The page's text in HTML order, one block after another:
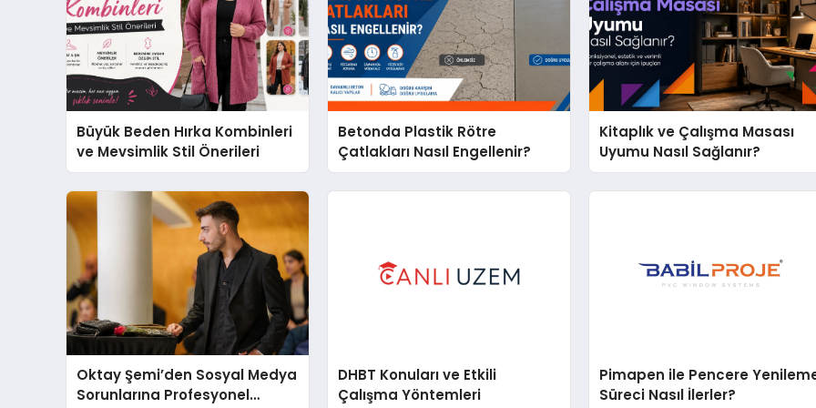
Büyük Beden Hırka Kombinleri
ve Mevsimlik Stil Önerileri
Betonda Plastik Rötre
Çatlakları Nasıl Engellenir?
Kitaplık ve Çalışma Masası
Uyumu Nasıl Sağlanır?
Oktay Şemi’den Sosyal Medya
Sorunlarına Profesyonel
DHBT Konuları ve Etkili
Çalışma Yöntemleri
Pimapen ile Pencere
Süreci Nasıl İlerler?